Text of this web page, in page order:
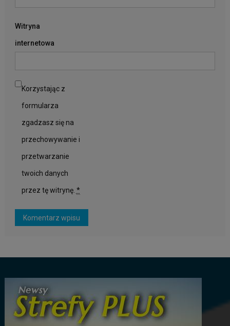
Witryna
internetowa
Korzystając z
formularza
zgadzasz się na
przechowywanie i
przetwarzanie
twoich danych
przez tę witrynę. *